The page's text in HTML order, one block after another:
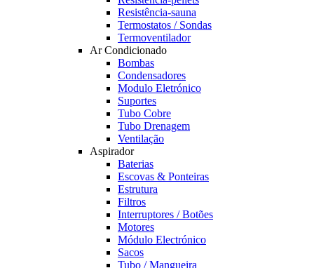
Resistência-sauna
Termostatos / Sondas
Termoventilador
Ar Condicionado
Bombas
Condensadores
Modulo Eletrónico
Suportes
Tubo Cobre
Tubo Drenagem
Ventilação
Aspirador
Baterias
Escovas & Ponteiras
Estrutura
Filtros
Interruptores / Botões
Motores
Módulo Electrónico
Sacos
Tubo / Mangueira